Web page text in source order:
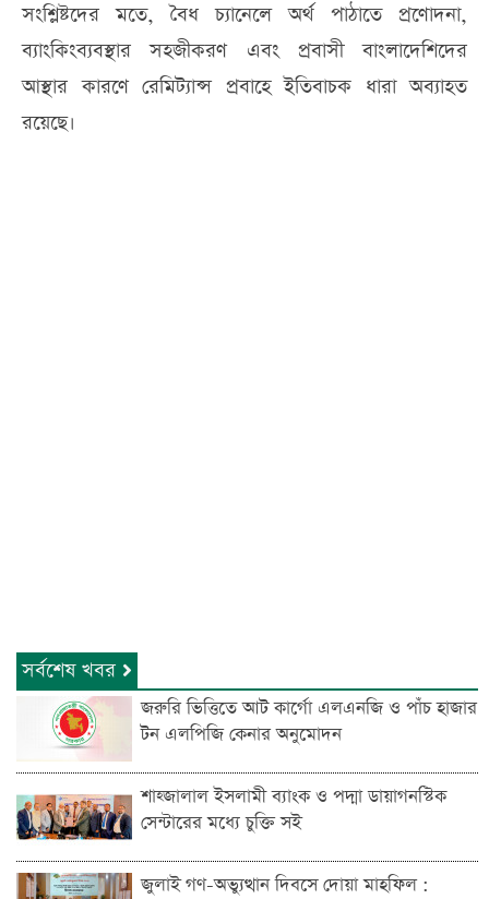
সংশ্লিষ্টদের মতে, বৈধ চ্যানেলে অর্থ পাঠাতে প্রণোদনা,
ব্যাংকিংব্যবস্থার সহজীকরণ এবং প্রবাসী বাংলাদেশিদের
আস্থার কারণে রেমিট্যান্স প্রবাহে ইতিবাচক ধারা অব্যাহত
রয়েছে।
সর্বশেষ খবর
জরুরি ভিত্তিতে আট কার্গো এলএনজি ও পাঁচ হাজার
টন এলপিজি কেনার অনুমোদন
শাহ্জালাল ইসলামী ব্যাংক ও পদ্মা ডায়াগনস্টিক
সেন্টারের মধ্যে চুক্তি সই
জুলাই গণ-অভ্যুত্থান দিবসে দোয়া মাহফিল :